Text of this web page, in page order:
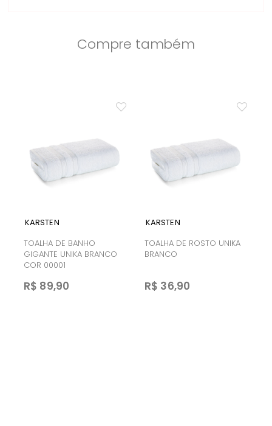
Compre também
KARSTEN
TOALHA DE BANHO
GIGANTE UNIKA BRANCO
COR 00001
R$ 89,90
KARSTEN
TOALHA DE ROSTO UNIKA
BRANCO
R$ 36,90